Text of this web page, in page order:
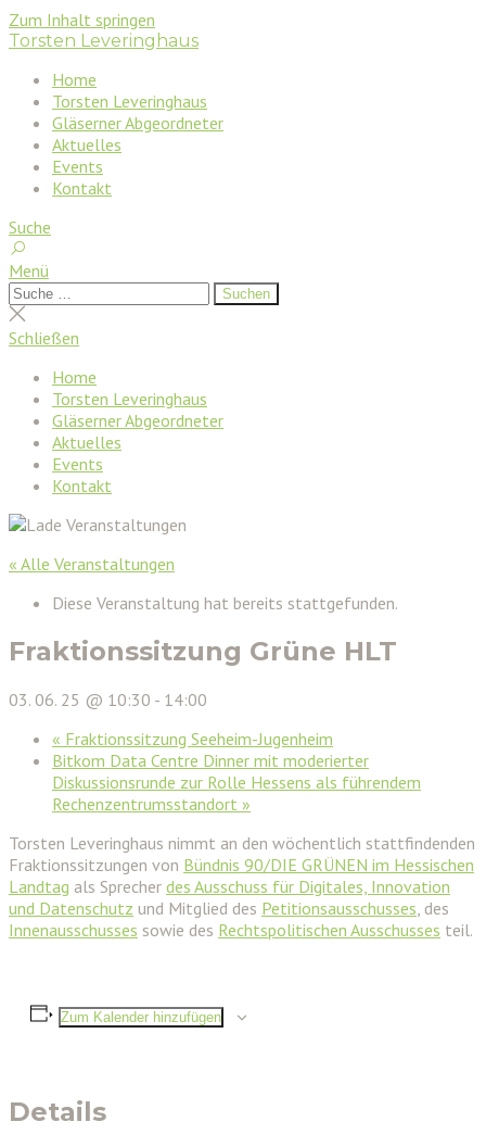
Zum Inhalt springen
Torsten Leveringhaus
Home
Torsten Leveringhaus
Gläserner Abgeordneter
Aktuelles
Events
Kontakt
Suche
Menü
Suchen
nach:
Suchen
Suche
schließen
Schließen
Home
Torsten Leveringhaus
Gläserner Abgeordneter
Aktuelles
Events
Kontakt
« Alle Veranstaltungen
Diese Veranstaltung hat bereits stattgefunden.
Fraktionssitzung Grüne HLT
03. 06. 25 @ 10:30 - 14:00
« Fraktionssitzung Seeheim-Jugenheim
Bitkom Data Centre Dinner mit moderierter
Diskussionsrunde zur Rolle Hessens als führendem
Rechenzentrumsstandort »
Torsten Leveringhaus nimmt an den wöchentlich stattfindenden
Fraktionssitzungen von Bündnis 90/DIE GRÜNEN im Hessischen
Landtag als Sprecher des Ausschuss für Digitales, Innovation
und Datenschutz und Mitglied des Petitionsausschusses , des
Innenausschusses sowie des Rechtspolitischen Ausschusses teil.
Zum Kalender hinzufügen
Details